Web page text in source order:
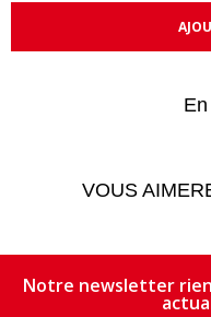
VOUS
Notre newsletter